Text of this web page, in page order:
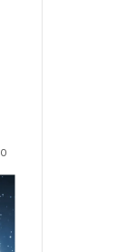
0